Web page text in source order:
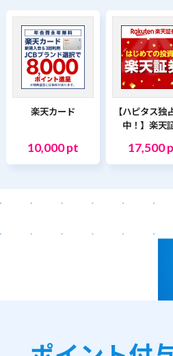
楽天カード
10,000 pt
【ハピタス独
中！】楽天
17,500